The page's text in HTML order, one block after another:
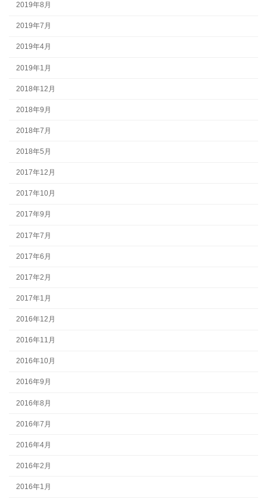
2019年8月
2019年7月
2019年4月
2019年1月
2018年12月
2018年9月
2018年7月
2018年5月
2017年12月
2017年10月
2017年9月
2017年7月
2017年6月
2017年2月
2017年1月
2016年12月
2016年11月
2016年10月
2016年9月
2016年8月
2016年7月
2016年4月
2016年2月
2016年1月